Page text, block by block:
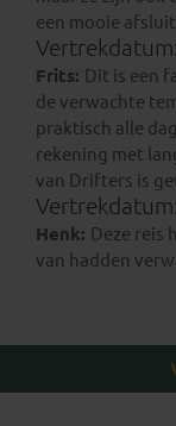
een mooie
Frits: Dit is een
de verwachte
praktisch alle
rekening met
van Drifters is
Henk: Deze reis
van hadden